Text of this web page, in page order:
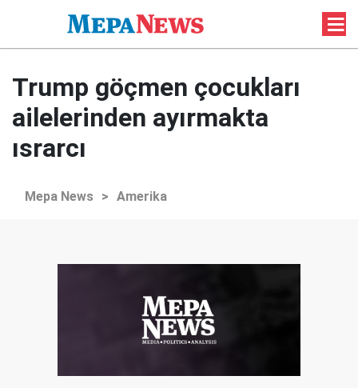
Trump göçmen çocukları
ailelerinden ayırmakta
ısrarcı
Mepa News > Amerika